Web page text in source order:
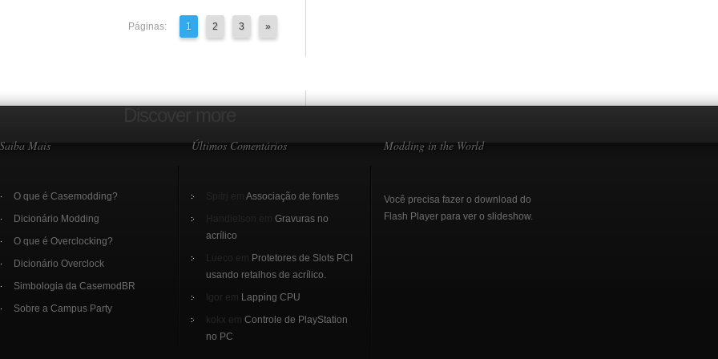
Páginas: 1 2 3 »
Saiba Mais
O que é Casemodding?
Dicionário Modding
O que é Overclocking?
Dicionário Overclock
Simbologia da CasemodBR
Sobre a Campus Party
Últimos Comentários
Associação de fontes
Gravuras no
acrílico
Lueco em
Protetores de Slots PCI
usando retalhos de acrílico.
Igor em Lapping CPU
kokx em Controle de PlayStation
no PC
Modding in the World
Você precisa fazer o download do
Flash Player para ver o slideshow.